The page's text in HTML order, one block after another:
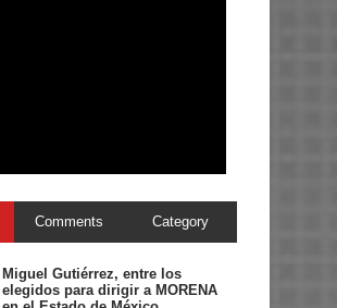
Comments Category
Miguel Gutiérrez, entre los
elegidos para dirigir a MORENA